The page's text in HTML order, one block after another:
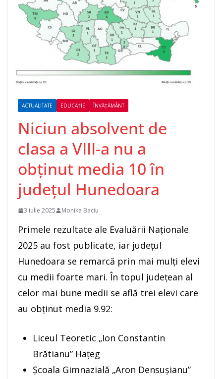
ACTUALITATE EDUCAȚIE ÎNVĂȚĂMÂNT
Niciun absolvent de
clasa a VIII-a nu a
obținut media 10 în
județul Hunedoara
3 iulie 2025 Monika Baciu
Primele rezultate ale Evaluării Naționale
2025 au fost publicate, iar județul
Hunedoara se remarcă prin mai mulți elevi
cu medii foarte mari. În topul județean al
celor mai bune medii se află trei elevi care
au obținut media 9.92:
Liceul Teoretic „Ion Constantin
Brătianu” Hațeg
Școala Gimnazială „Aron Densușianu”